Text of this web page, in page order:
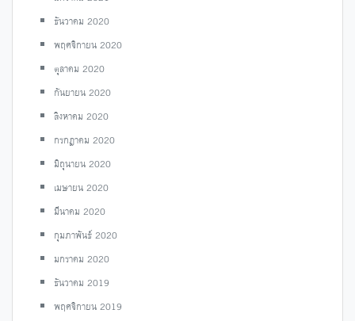
ธันวาคม 2020
พฤศจิกายน 2020
ตุลาคม 2020
กันยายน 2020
สิงหาคม 2020
กรกฎาคม 2020
มิถุนายน 2020
เมษายน 2020
มีนาคม 2020
กุมภาพันธ์ 2020
มกราคม 2020
ธันวาคม 2019
พฤศจิกายน 2019